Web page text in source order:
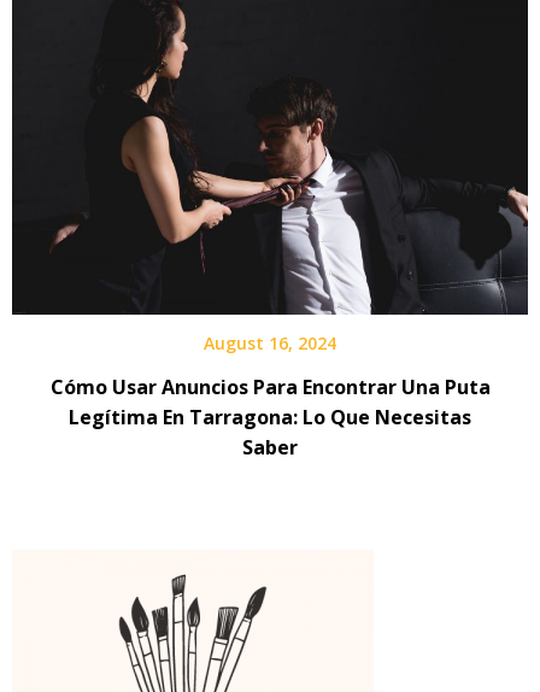
August 16, 2024
Cómo Usar Anuncios Para Encontrar Una Puta
Legítima En Tarragona: Lo Que Necesitas
Saber